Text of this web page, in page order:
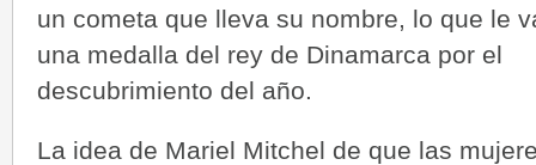
un cometa que lleva su nombre, lo que le
una medalla del rey de Dinamarca por el
descubrimiento del año.
La idea de Mariel Mitchel de que las